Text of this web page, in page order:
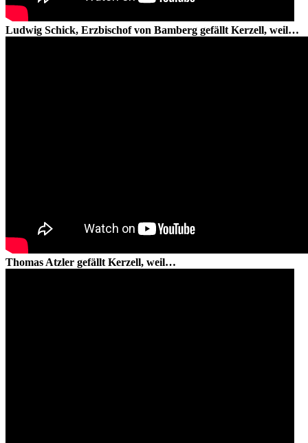
Ludwig Schick, Erzbischof von Bamberg gefällt Kerzell, weil…
Thomas Atzler gefällt Kerzell, weil…